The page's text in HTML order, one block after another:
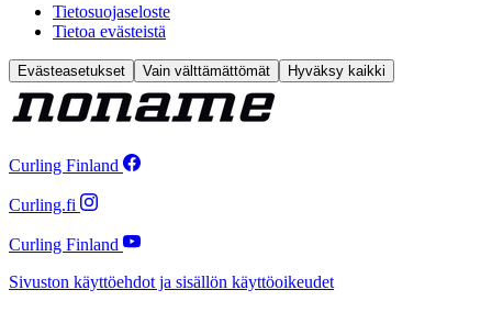
Tietosuojaseloste
Tietoa evästeistä
Evästeasetukset Vain välttämättömät Hyväksy kaikki
Curling Finland
Curling.fi
Curling Finland
Sivuston käyttöehdot ja sisällön käyttöoikeudet